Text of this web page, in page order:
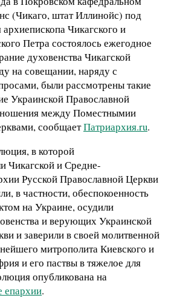
(Чикаго, штат Иллинойс) под
Чикагского и
Петра состоялось ежегодное
духовенства Чикагской
на совещании, наряду с
были рассмотрены такие
Украинской Православной
между Поместнымии
сообщаетПатриархия.ru.
в которой
Чикагской и Средне-
Русской Православной Церкви
в частности, обеспокоенность
на Украине, осудили
и верующих Украинской
и заверили в своей молитвенной
митрополита Киевского и
и его паствы в тяжелое для
опубликована на
епархии.